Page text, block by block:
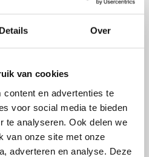
Details Over
van cookies
en advertenties te
voor social media te bieden
te analyseren. Ook delen we
van onze site met onze
adverteren en analyse. Deze
De effecten van topsport op je
lichaam